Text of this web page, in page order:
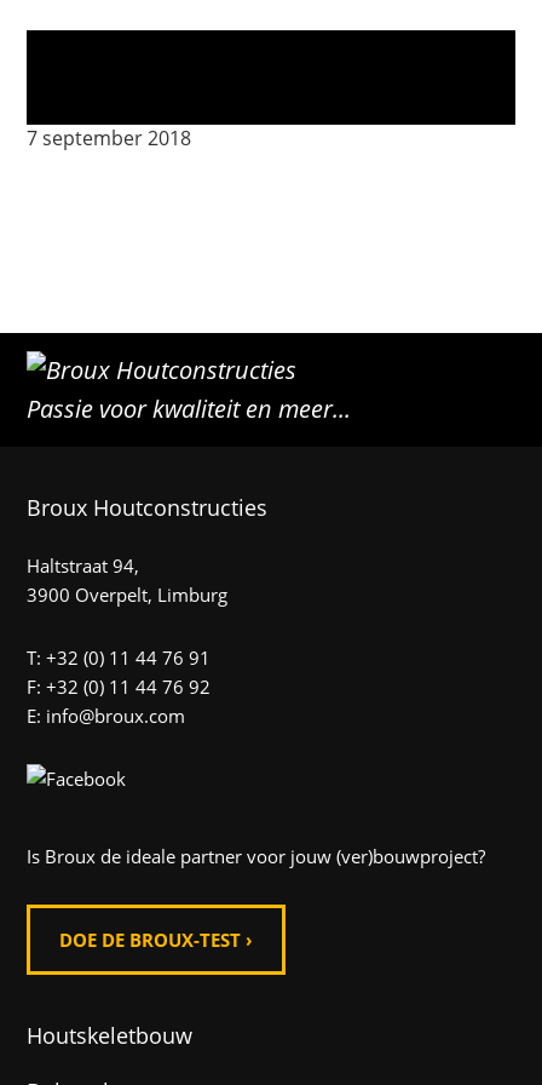
7 september 2018
Passie voor kwaliteit en meer...
Broux Houtconstructies
Haltstraat 94,
3900 Overpelt, Limburg
T: +32 (0) 11 44 76 91
F: +32 (0) 11 44 76 92
E: info@broux.com
Is Broux de ideale partner voor jouw (ver)bouwproject?
DOE DE BROUX-TEST ›
Houtskeletbouw